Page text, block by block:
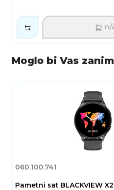
n/
Moglo bi Vas
060.100.741
Pametni sat BLACKVIEW